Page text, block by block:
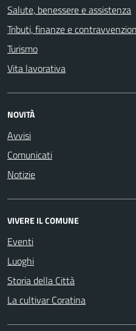
Salute, benessere e assistenza
Tributi, finanze e
Turismo
Vita lavorativa
NOVITÀ
Avvisi
Comunicati
Notizie
VIVERE IL COMUNE
Eventi
Luoghi
Storia della Città
La cultivar Coratina